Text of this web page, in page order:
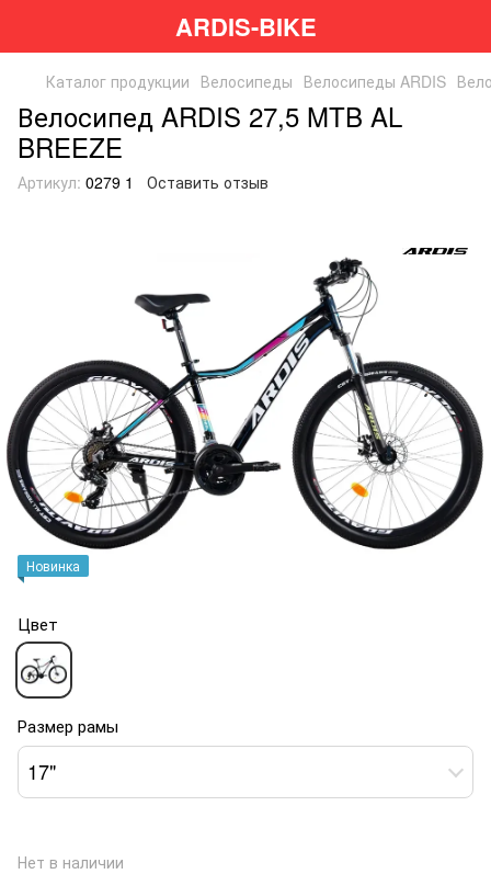
ARDIS-BIKE
Каталог продукции Велосипеды Велосипеды ARDIS
Велосипед ARDIS 27,5 MTB AL
BREEZE
Артикул: 0279 1 Оставить отзыв
Новинка
Цвет
Размер рамы
17"
Нет в наличии